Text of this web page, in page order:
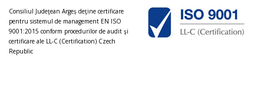
Consiliul Judeţean Argeș deţine certificare
pentru sistemul de management EN ISO
9001:2015 conform procedurilor de audit şi
certificare ale LL-C (Certification) Czech
Republic